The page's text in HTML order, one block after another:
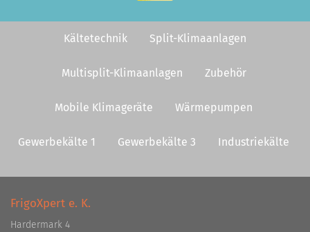
Kältetechnik Split-Klimaanlagen
Multisplit-Klimaanlagen Zubehör
Mobile Klimageräte Wärmepumpen
Gewerbekälte 1 Gewerbekälte 3 Industriekälte
FrigoXpert e. K.
Hardermark 4